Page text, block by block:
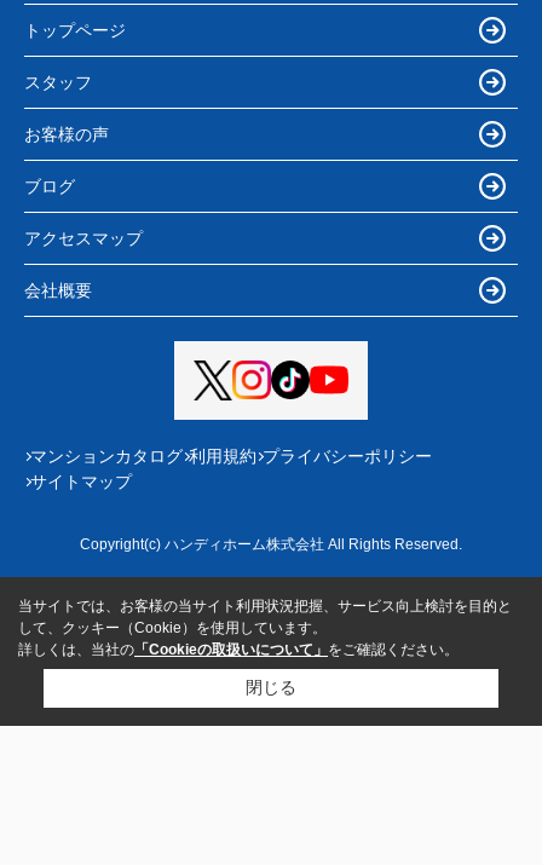
トップページ
スタッフ
お客様の声
ブログ
アクセスマップ
会社概要
マンションカタログ 利用規約 プライバシーポリシー
サイトマップ
Copyright(c) ハンディホーム株式会社 All Rights Reserved.
当サイトでは、お客様の当サイト利用状況把握、サービス向上検討を目的と
して、クッキー（Cookie）を使用しています。
詳しくは、当社の 「Cookieの取扱いについて」 をご確認ください。
閉じる